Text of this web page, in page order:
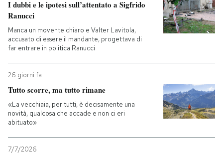
I dubbi e le ipotesi sull’attentato a Sigfrido
Ranucci
Manca un movente chiaro e Valter Lavitola,
accusato di essere il mandante, progettava di
far entrare in politica Ranucci
26 giorni fa
Tutto scorre, ma tutto rimane
«La vecchiaia, per tutti, è decisamente una
novità, qualcosa che accade e non ci eri
abituato»
7/7/2026